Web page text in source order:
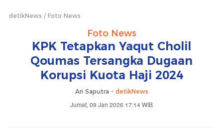
detikNews Foto News
Foto News
KPK Tetapkan Yaqut Cholil
Qoumas Tersangka Dugaan
Korupsi Kuota Haji 2024
Ari Saputra - detikNews
Jumat, 09 Jan 2026 17:14 WIB